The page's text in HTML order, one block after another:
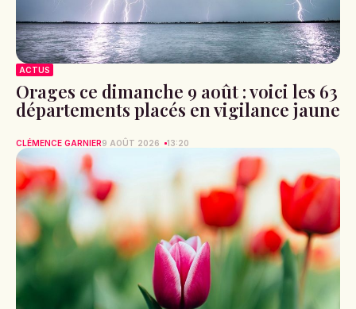
ACTUS
Orages ce dimanche 9 août : voici les 63
départements placés en vigilance jaune
CLÉMENCE GARNIER9 AOÛT 2026 13:20